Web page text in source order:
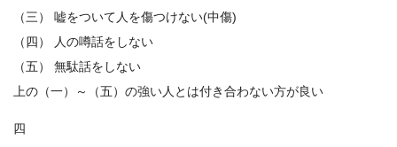
（三） 嘘をついて人を傷つけない(中傷)
（四） 人の噂話をしない
（五） 無駄話をしない
上の（一）～（五）の強い人とは付き合わない方が良い
四